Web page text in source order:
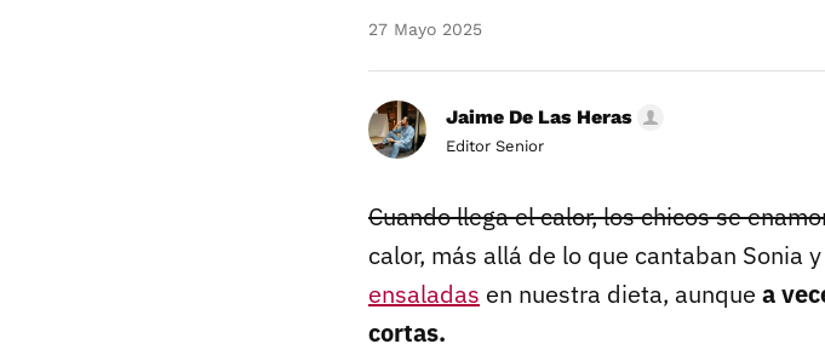
27 Mayo 2025
Jaime De Las Heras
Editor Senior
Cuando llega el calor, los chicos se
calor, más allá de lo que cantaban Sonia
ensaladas en nuestra dieta, aunque a
cortas.